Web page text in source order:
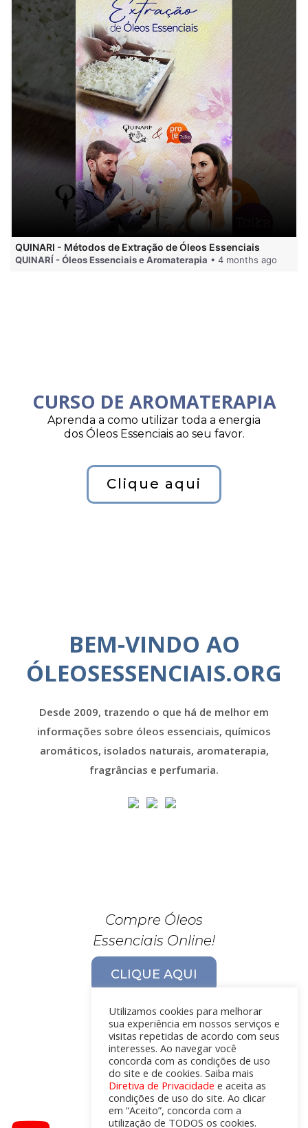
QUINARI - Métodos de Extração de Óleos Essenciais
QUINARÍ - Óleos Essenciais e Aromaterapia • 4 months ago
CURSO DE AROMATERAPIA
Aprenda a como utilizar toda a energia
dos Óleos Essenciais ao seu favor.
Clique aqui
BEM-VINDO AO
ÓLEOSESSENCIAIS.ORG
Desde 2009, trazendo o que há de melhor em
informações sobre óleos essenciais, químicos
aromáticos, isolados naturais, aromaterapia,
fragrâncias e perfumaria.
Compre Óleos
Essenciais Online!
CLIQUE AQUI
Utilizamos cookies para melhorar
sua experiência em nossos serviços e
visitas repetidas de acordo com seus
interesses. Ao navegar você
concorda com as condições de uso
do site e de cookies. Saiba mais
Diretiva de Privacidade e aceita as
condições de uso do site. Ao clicar
em “Aceito”, concorda com a
utilização de TODOS os cookies.